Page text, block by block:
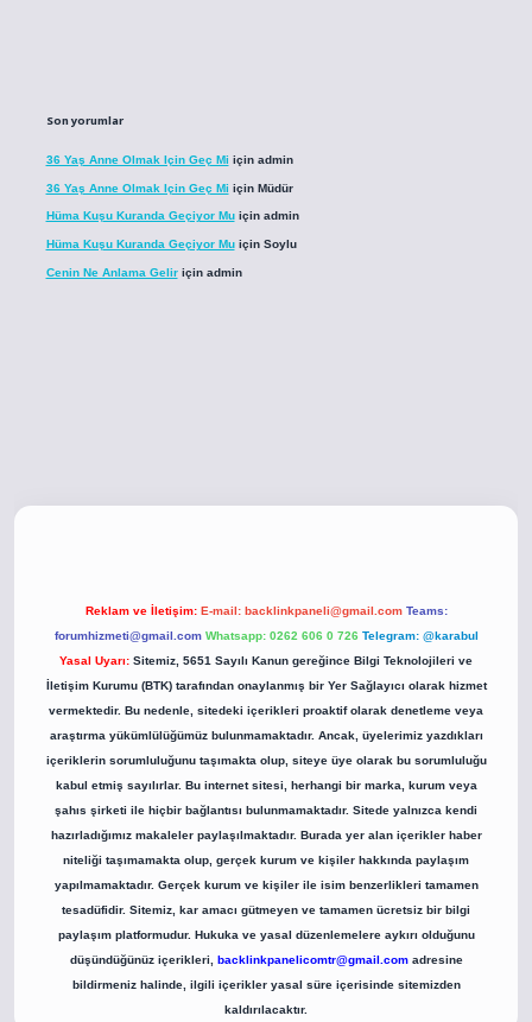
Son yorumlar
36 Yaş Anne Olmak Için Geç Mi için admin
36 Yaş Anne Olmak Için Geç Mi için Müdür
Hüma Kuşu Kuranda Geçiyor Muiçin admin
Hüma Kuşu Kuranda Geçiyor Muiçin Soylu
Cenin Ne Anlama Geliriçin admin
Reklam ve İletişim: E-mail: backlinkpaneli@gmail.com Teams:
forumhizmeti@gmail.com Whatsapp: 0262 606 0 726 Telegram: @karabul
Yasal Uyarı: Sitemiz, 5651 Sayılı Kanun gereğince Bilgi Teknolojileri ve
İletişim Kurumu (BTK) tarafından onaylanmış bir Yer Sağlayıcı olarak hizmet
vermektedir. Bu nedenle, sitedeki içerikleri proaktif olarak denetleme veya
araştırma yükümlülüğümüz bulunmamaktadır. Ancak, üyelerimiz yazdıkları
içeriklerin sorumluluğunu taşımakta olup, siteye üye olarak bu sorumluluğu
kabul etmiş sayılırlar. Bu internet sitesi, herhangi bir marka, kurum veya
şahıs şirketi ile hiçbir bağlantısı bulunmamaktadır. Sitede yalnızca kendi
hazırladığımız makaleler paylaşılmaktadır. Burada yer alan içerikler haber
niteliği taşımamakta olup, gerçek kurum ve kişiler hakkında paylaşım
yapılmamaktadır. Gerçek kurum ve kişiler ile isim benzerlikleri tamamen
tesadüfidir. Sitemiz, kar amacı gütmeyen ve tamamen ücretsiz bir bilgi
paylaşım platformudur. Hukuka ve yasal düzenlemelere aykırı olduğunu
düşündüğünüz içerikleri, backlinkpanelicomtr@gmail.comadresine
bildirmeniz halinde, ilgili içerikler yasal süre içerisinde sitemizden
kaldırılacaktır.